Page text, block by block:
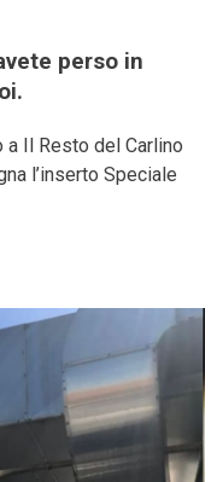
perso in
a Il Resto del Carlino
l’inserto Speciale